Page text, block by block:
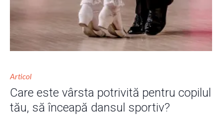
Articol
Care este vârsta potrivită pentru copilul
tău, să înceapă dansul sportiv?